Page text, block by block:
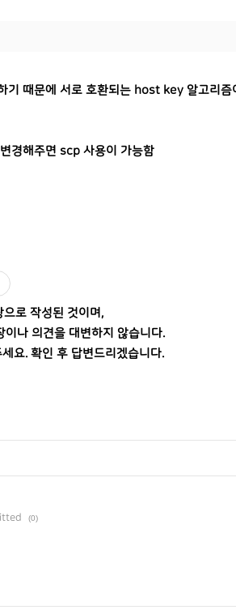
때문에 서로 호환되는 host key 알고리즘
경해주면 scp 사용이 가능함
로 작성된 것이며,
나 의견을 대변하지 않습니다.
요. 확인 후 답변드리겠습니다.
(0)